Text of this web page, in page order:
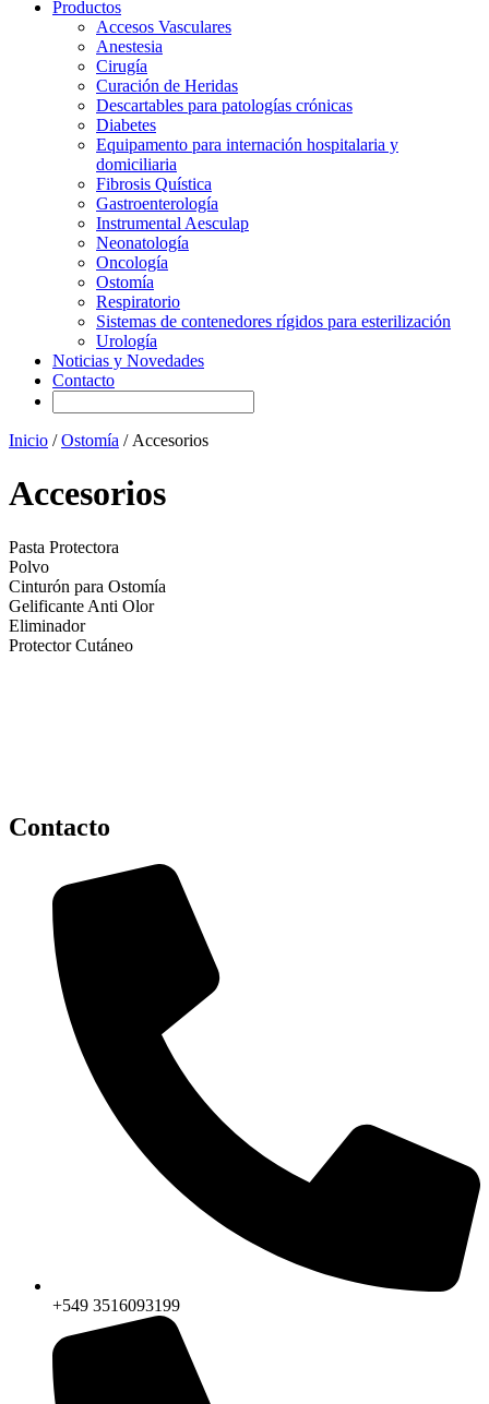
Productos
Accesos Vasculares
Anestesia
Cirugía
Curación de Heridas
Descartables para patologías crónicas
Diabetes
Equipamento para internación hospitalaria y
domiciliaria
Fibrosis Quística
Gastroenterología
Instrumental Aesculap
Neonatología
Oncología
Ostomía
Respiratorio
Sistemas de contenedores rígidos para esterilización
Urología
Noticias y Novedades
Contacto
Inicio /Ostomía / Accesorios
Accesorios
Pasta Protectora
Polvo
Cinturón para Ostomía
Gelificante Anti Olor
Eliminador
Protector Cutáneo
Contacto
+549 3516093199